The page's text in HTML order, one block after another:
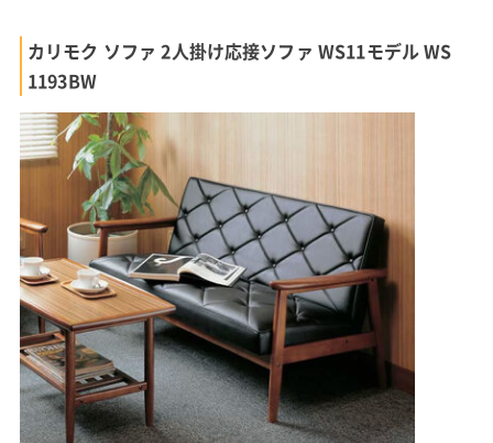
カリモク ソファ 2人掛け応接ソファ WS11モデル WS
1193BW